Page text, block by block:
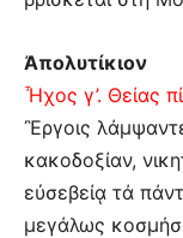
Ἀπολυτίκιον
Ἦχος γ’. Θείας
Ἒργοις
κακοδοξίαν,
εὐσεβείᾳ τά
μεγάλως